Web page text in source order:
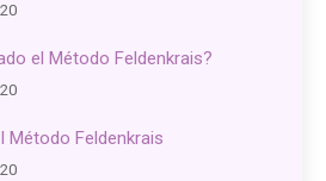
el Método Feldenkrais?
Método Feldenkrais